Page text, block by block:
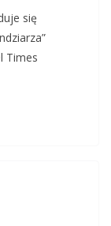
się
Times